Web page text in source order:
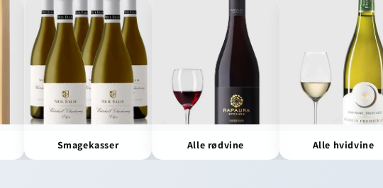
Smagekasser Alle rødvine Alle hvidvine